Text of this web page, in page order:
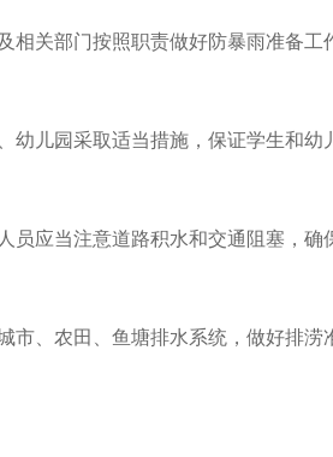
关部门按照职责做好防暴雨准备工
儿园采取适当措施，保证学生和幼
应当注意道路积水和交通阻塞，确
、农田、鱼塘排水系统，做好排涝